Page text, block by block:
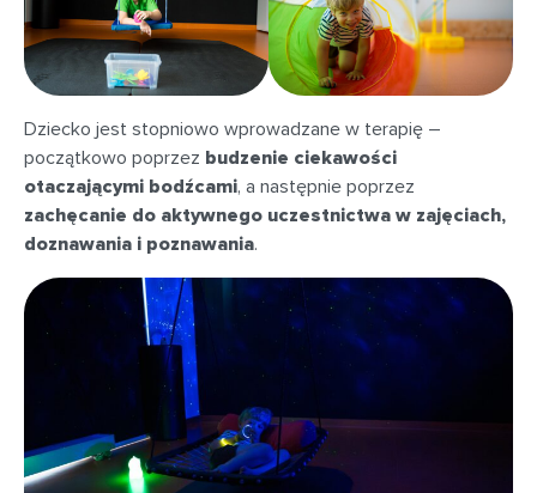
Dziecko jest stopniowo wprowadzane w terapię –
początkowo poprzez budzenie ciekawości
otaczającymi bodźcami, a następnie poprzez
zachęcanie do aktywnego uczestnictwa w zajęciach,
doznawania i poznawania.